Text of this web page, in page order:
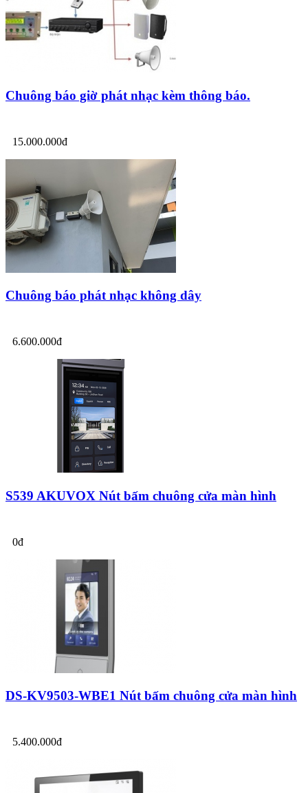
Chuông báo giờ phát nhạc kèm thông báo.
15.000.000đ
Chuông báo phát nhạc không dây
6.600.000đ
S539 AKUVOX Nút bấm chuông cửa màn hình
0đ
DS-KV9503-WBE1 Nút bấm chuông cửa màn hình
5.400.000đ